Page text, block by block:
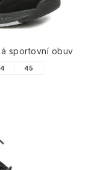
sportovní obuv
45